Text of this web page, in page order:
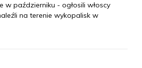
w październiku - ogłosili włoscy
na terenie wykopalisk w